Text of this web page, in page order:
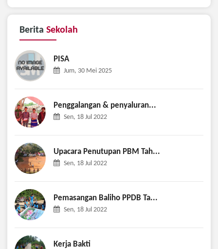
Berita Sekolah
PISA
Jum, 30 Mei 2025
Penggalangan & penyaluran...
Sen, 18 Jul 2022
Upacara Penutupan PBM Tah...
Sen, 18 Jul 2022
Pemasangan Baliho PPDB Ta...
Sen, 18 Jul 2022
Kerja Bakti